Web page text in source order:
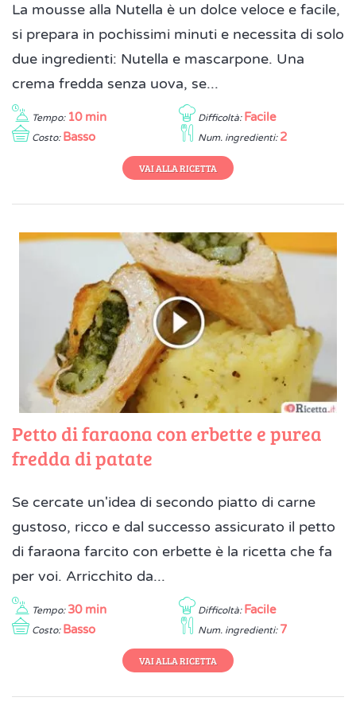
La mousse alla Nutella è un dolce veloce e facile,
si prepara in pochissimi minuti e necessita di solo
due ingredienti: Nutella e mascarpone. Una
crema fredda senza uova, se...
Tempo: 10 min Difficoltà: Facile
Costo: Basso Num. ingredienti: 2
VAI ALLA RICETTA
Petto di faraona con erbette e purea
fredda di patate
Se cercate un'idea di secondo piatto di carne
gustoso, ricco e dal successo assicurato il petto
di faraona farcito con erbette è la ricetta che fa
per voi. Arricchito da...
Tempo: 30 min Difficoltà: Facile
Costo: Basso Num. ingredienti: 7
VAI ALLA RICETTA